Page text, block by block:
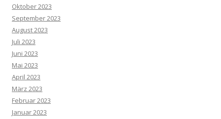
Oktober 2023
September 2023
August 2023
Juli 2023
Juni 2023
Mai 2023
April 2023
März 2023
Februar 2023
Januar 2023